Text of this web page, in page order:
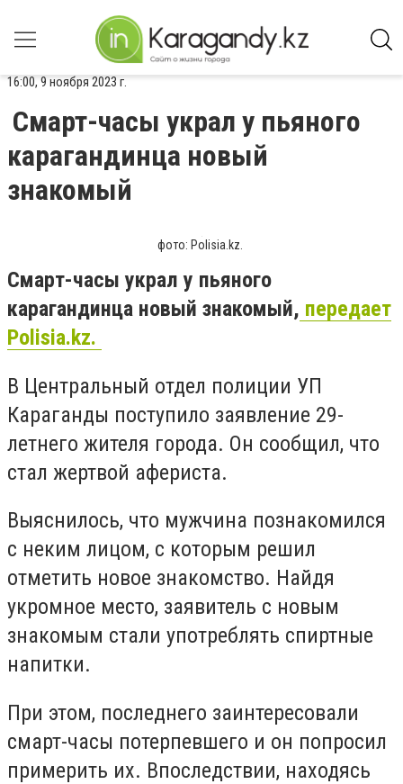
16:00, 9 ноября 2023 г.
Смарт-часы украл у пьяного
карагандинца новый
знакомый
фото: Polisia.kz.
Смарт-часы украл у пьяного
карагандинца новый знакомый, передает
Polisia.kz.
В Центральный отдел полиции УП
Караганды поступило заявление 29-
летнего жителя города. Он сообщил, что
стал жертвой афериста.
Выяснилось, что мужчина познакомился
с неким лицом, с которым решил
отметить новое знакомство. Найдя
укромное место, заявитель с новым
знакомым стали употреблять спиртные
напитки.
При этом, последнего заинтересовали
смарт-часы потерпевшего и он попросил
примерить их. Впоследствии, находясь